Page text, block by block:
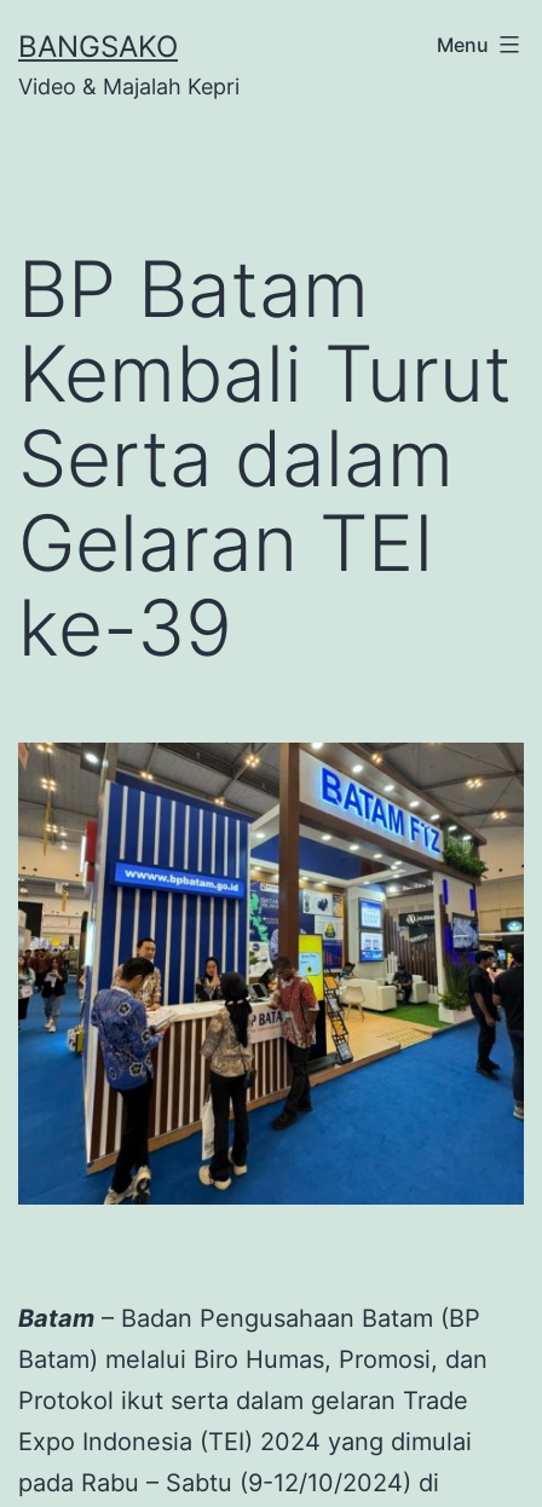
to
content
BANGSAKO
Video & Majalah Kepri
Menu
BP Batam
Kembali Turut
Serta dalam
Gelaran TEI
ke-39
Batam – Badan Pengusahaan Batam (BP
Batam) melalui Biro Humas, Promosi, dan
Protokol ikut serta dalam gelaran Trade
Expo Indonesia (TEI) 2024 yang dimulai
pada Rabu – Sabtu (9-12/10/2024) di